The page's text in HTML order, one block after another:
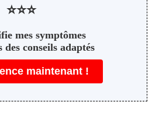
⭐⭐⭐
mes symptômes
conseils adaptés
maintenant !